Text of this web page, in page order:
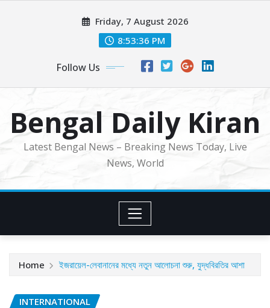
Friday, 7 August 2026
8:53:38 PM
Follow Us
Bengal Daily Kiran
Latest Bengal News – Breaking News Today, Live
News, World
Home ইজরায়েল-লেবানানের মধ্যে নতুন আলোচনা শুরু, যুদ্ধবিরতির আশা
INTERNATIONAL